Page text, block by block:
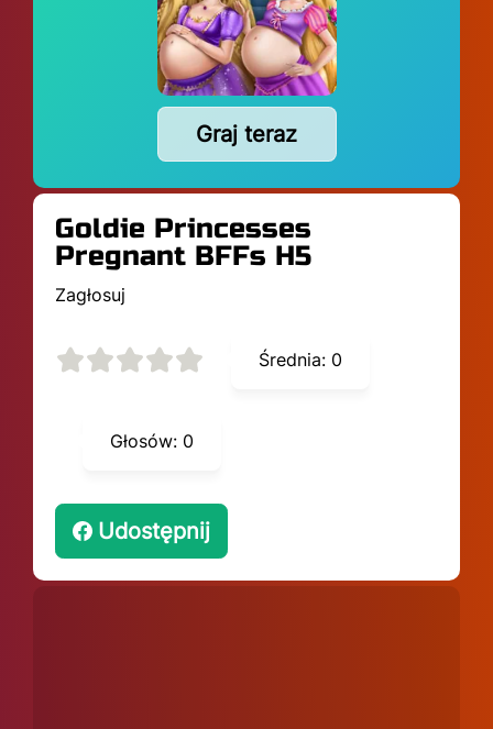
Graj teraz
Goldie Princesses
Pregnant BFFs H5
Zagłosuj
Średnia: 0
Głosów: 0
Udostępnij